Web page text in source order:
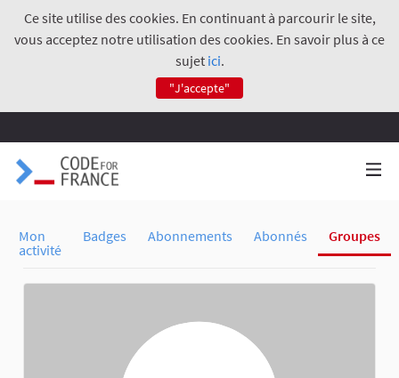
Ce site utilise des cookies. En continuant à parcourir le site,
vous acceptez notre utilisation des cookies. En savoir plus à ce
sujet ici.
"J'accepte"
Mon
activité
Badges Abonnements Abonnés Groupes